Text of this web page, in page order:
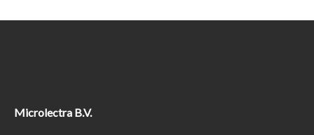
Microlectra B.V.